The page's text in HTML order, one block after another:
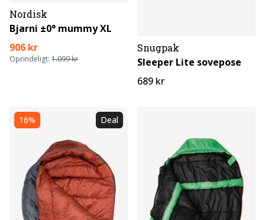
Nordisk
Bjarni ±0° mummy XL
906 kr
Oprindeligt: 1.099 kr
Snugpak
Sleeper Lite sovepose
689 kr
16% Deal